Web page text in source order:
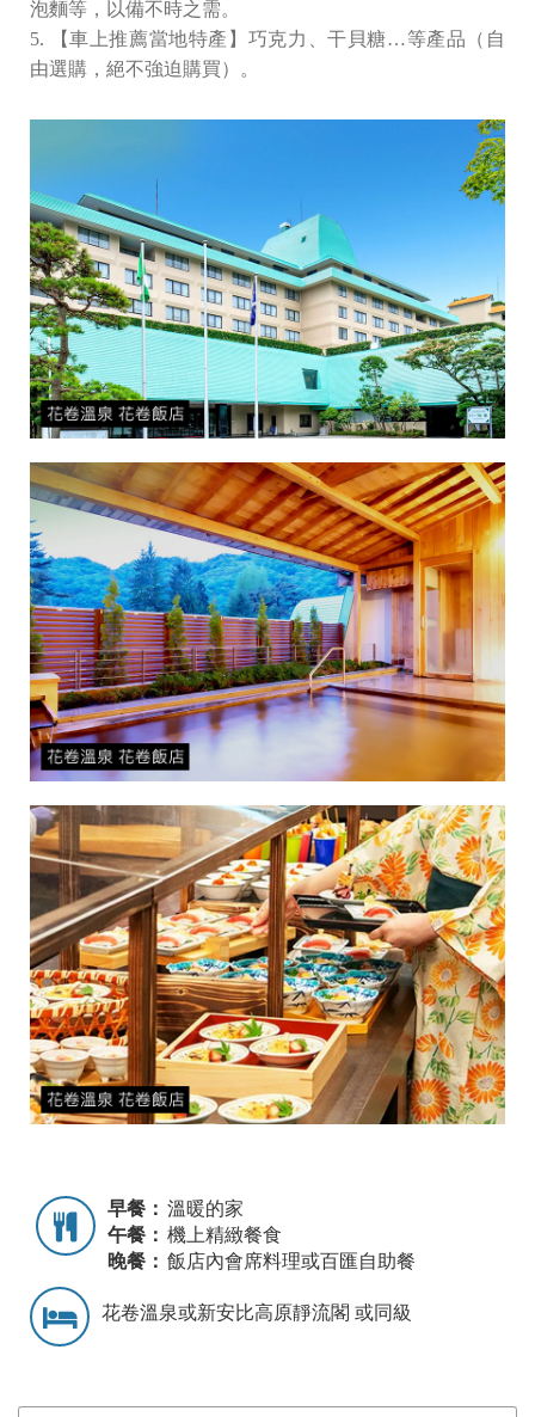
泡麵等，以備不時之需。
5. 【車上推薦當地特產】巧克力、干貝糖…等產品（自
由選購，絕不強迫購買）。
早餐： 溫暖的家
午餐： 機上精緻餐食
晚餐： 飯店內會席料理或百匯自助餐
花卷溫泉或新安比高原靜流閣 或同級